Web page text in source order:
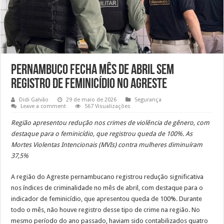
Pernambuco fecha mês de abril sem
registro de feminicídio no Agreste
Didi Galvão 29 de maio de 2026
Segurança
Leave a comment
567 Visualizações
Região apresentou redução nos crimes de violência de gênero, com
destaque para o feminicídio, que registrou queda de 100%. As
Mortes Violentas Intencionais (MVIs) contra mulheres diminuíram
37,5%
A região do Agreste pernambucano registrou redução significativa
nos índices de criminalidade no mês de abril, com destaque para o
indicador de feminicídio, que apresentou queda de 100%. Durante
todo o mês, não houve registro desse tipo de crime na região. No
mesmo período do ano passado, haviam sido contabilizados quatro